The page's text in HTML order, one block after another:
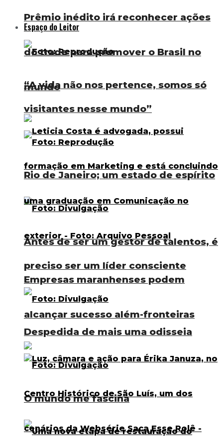
Espaço do Leitor
“A vida não nos pertence, somos só
visitantes nesse mundo”
Rio de Janeiro; um estado de espírito
Antes de ser um gestor de talentos, é
preciso ser um líder consciente
Despedida de mais uma odisseia
O mundo me fascina
Prêmio inédito irá reconhecer ações
do trade para promover o Brasil no
mundo
Empresas maranhenses podem
alcançar sucesso além-fronteiras